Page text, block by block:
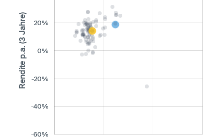
-60%
-40%
-20%
0%
20%
Rendite p.a. (3 Jahre)